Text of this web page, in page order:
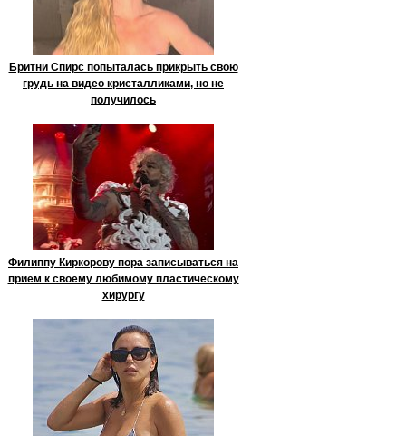
Бритни Спирс попыталась прикрыть свою
грудь на видео кристалликами, но не
получилось
Филиппу Киркорову пора записываться на
прием к своему любимому пластическому
хирургу